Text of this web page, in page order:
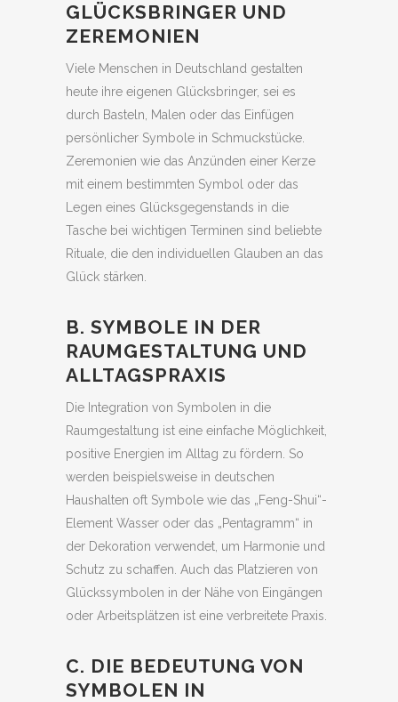
GLÜCKSBRINGER UND
ZEREMONIEN
Viele Menschen in Deutschland gestalten
heute ihre eigenen Glücksbringer, sei es
durch Basteln, Malen oder das Einfügen
persönlicher Symbole in Schmuckstücke.
Zeremonien wie das Anzünden einer Kerze
mit einem bestimmten Symbol oder das
Legen eines Glücksgegenstands in die
Tasche bei wichtigen Terminen sind beliebte
Rituale, die den individuellen Glauben an das
Glück stärken.
B. SYMBOLE IN DER
RAUMGESTALTUNG UND
ALLTAGSPRAXIS
Die Integration von Symbolen in die
Raumgestaltung ist eine einfache Möglichkeit,
positive Energien im Alltag zu fördern. So
werden beispielsweise in deutschen
Haushalten oft Symbole wie das „Feng-Shui“-
Element Wasser oder das „Pentagramm“ in
der Dekoration verwendet, um Harmonie und
Schutz zu schaffen. Auch das Platzieren von
Glückssymbolen in der Nähe von Eingängen
oder Arbeitsplätzen ist eine verbreitete Praxis.
C. DIE BEDEUTUNG VON
SYMBOLEN IN